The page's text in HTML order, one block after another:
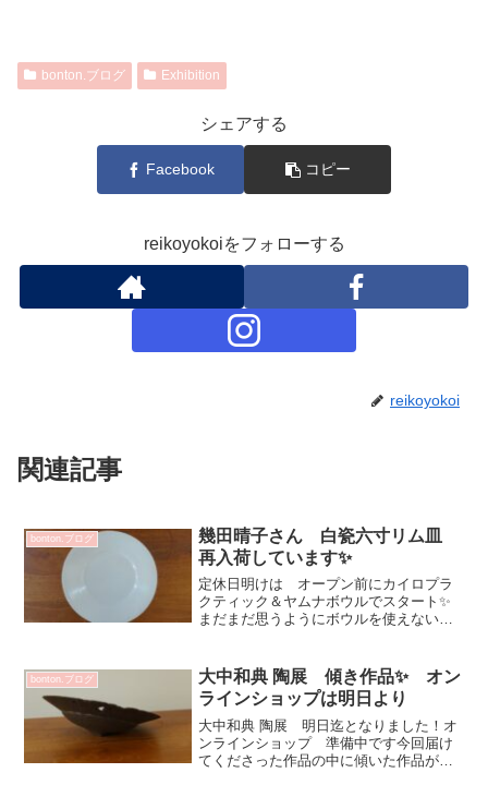
bonton.ブログ Exhibition
シェアする
Facebook コピー
reikoyokoiをフォローする
reikoyokoi
関連記事
bonton.ブログ
幾田晴子さん 白瓷六寸リム皿
再入荷しています✨
定休日明けは オープン前にカイロプラ
クティック＆ヤムナボウルでスタート✨
まだまだ思うようにボウルを使えない事
活躍間違いなしのサイズ感と美しいフォ
ルム♡季節問わず お料...
bonton.ブログ
大中和典 陶展 傾き作品✨ オン
ラインショップは明日より
大中和典 陶展 明日迄となりました！オ
ンラインショップ 準備中です今回届け
てくださった作品の中に傾いた作品がい